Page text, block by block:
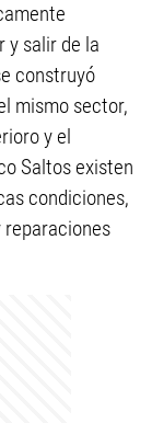
y salir de la
construyó
mismo sector,
y el
Saltos existen
condiciones,
reparaciones